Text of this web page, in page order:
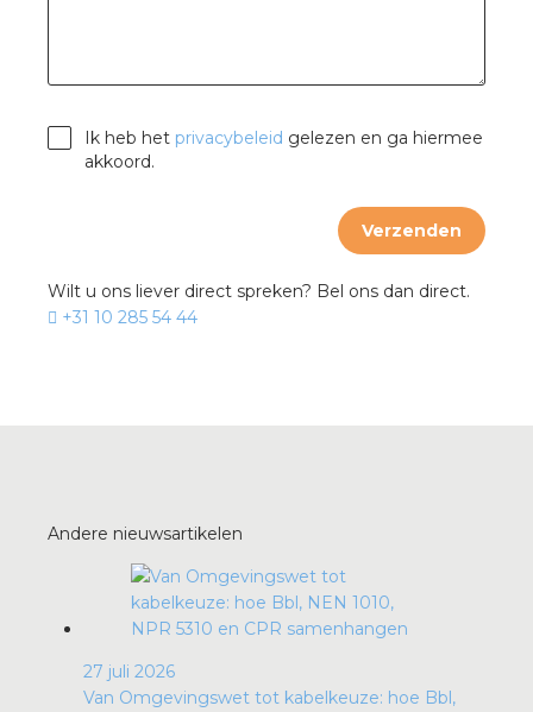
Ik heb het privacybeleid gelezen en ga hiermee
akkoord.
Verzenden
Wilt u ons liever direct spreken? Bel ons dan direct.
+31 10 285 54 44
Andere nieuwsartikelen
27 juli 2026
Van Omgevingswet tot kabelkeuze: hoe Bbl,